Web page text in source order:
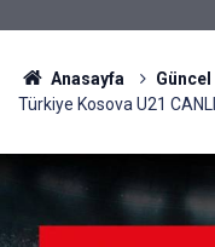
Anasayfa Güncel
Türkiye Kosova U21